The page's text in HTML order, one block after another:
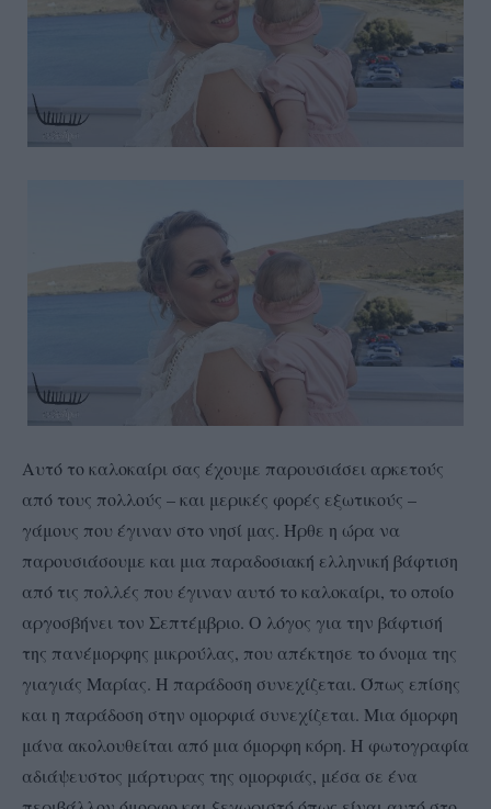
Αυτό το καλοκαίρι σας έχουμε παρουσιάσει αρκετούς
από τους πολλούς – και μερικές φορές εξωτικούς –
γάμους που έγιναν στο νησί μας. Ήρθε η ώρα να
παρουσιάσουμε και μια παραδοσιακή ελληνική βάφτιση
από τις πολλές που έγιναν αυτό το καλοκαίρι, το οποίο
αργοσβήνει τον Σεπτέμβριο. Ο λόγος για την βάφτισή
της πανέμορφης μικρούλας, που απέκτησε το όνομα της
γιαγιάς Μαρίας. Η παράδοση συνεχίζεται. Όπως επίσης
και η παράδοση στην ομορφιά συνεχίζεται. Μια όμορφη
μάνα ακολουθείται από μια όμορφη κόρη. Η φωτογραφία
αδιάψευστος μάρτυρας της ομορφιάς, μέσα σε ένα